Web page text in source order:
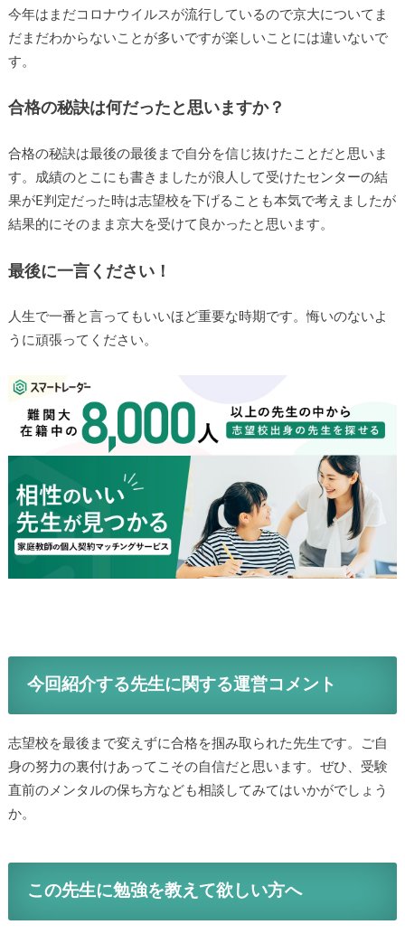
今年はまだコロナウイルスが流行しているので京大についてま
だまだわからないことが多いですが楽しいことには違いないで
す。
合格の秘訣は何だったと思いますか？
合格の秘訣は最後の最後まで自分を信じ抜けたことだと思いま
す。成績のとこにも書きましたが浪人して受けたセンターの結
果がE判定だった時は志望校を下げることも本気で考えましたが
結果的にそのまま京大を受けて良かったと思います。
最後に一言ください！
人生で一番と言ってもいいほど重要な時期です。悔いのないよ
うに頑張ってください。
今回紹介する先生に関する運営コメント
志望校を最後まで変えずに合格を掴み取られた先生です。ご自
身の努力の裏付けあってこその自信だと思います。ぜひ、受験
直前のメンタルの保ち方なども相談してみてはいかがでしょう
か。
この先生に勉強を教えて欲しい方へ